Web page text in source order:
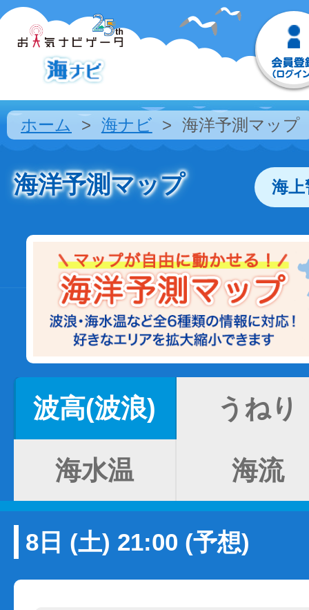
ホーム 海ナビ 海洋予測マップ
海洋予測マップ 海
波高(波浪) うねり
海水温 海流
8日 (土) 21:00 (予想)